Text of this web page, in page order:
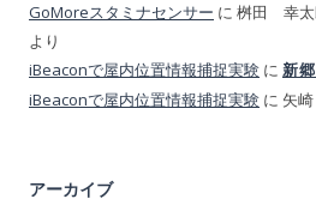
GoMoreスタミナセンサー に 桝田 幸太
より
iBeaconで屋内位置情報捕捉実験 に 新
iBeaconで屋内位置情報捕捉実験 に 矢崎
アーカイブ